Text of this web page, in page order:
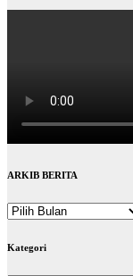
ARKIB BERITA
ARKIB
Kategori